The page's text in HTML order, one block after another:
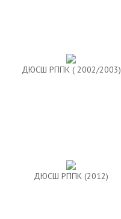
ДЮСШ РППК ( 2002/2003)
ДЮСШ РППК (2012)